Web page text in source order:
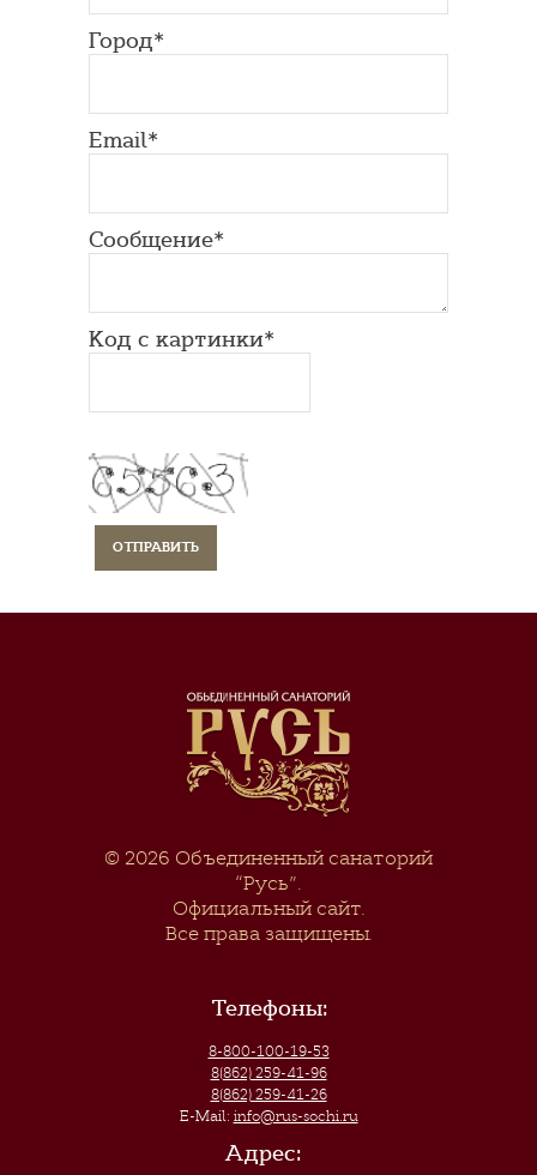
Город*
Email*
Сообщение*
Код с картинки*
© 2026 Объединенный санаторий
“Русь”.
Официальный сайт.
Все права защищены.
Телефоны:
8-800-100-19-53
8(862) 259-41-96
8(862) 259-41-26
E-Mail: info@rus-sochi.ru
Адрес: